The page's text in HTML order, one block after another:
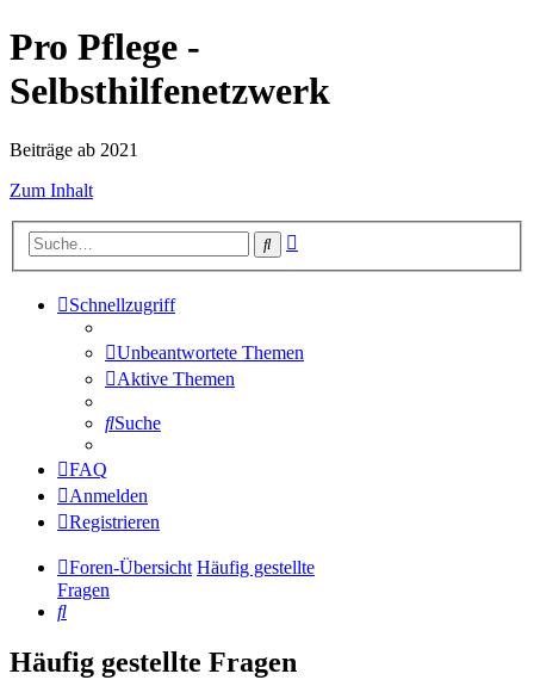
Pro Pflege -
Selbsthilfenetzwerk
Beiträge ab 2021
Zum Inhalt
Suche
Schnellzugriff
Unbeantwortete Themen
Aktive Themen
Suche
FAQ
Anmelden
Registrieren
Foren-Übersicht Häufig gestellte
Fragen
Suche
Häufig gestellte Fragen